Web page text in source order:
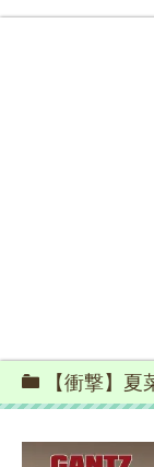
【衝撃】